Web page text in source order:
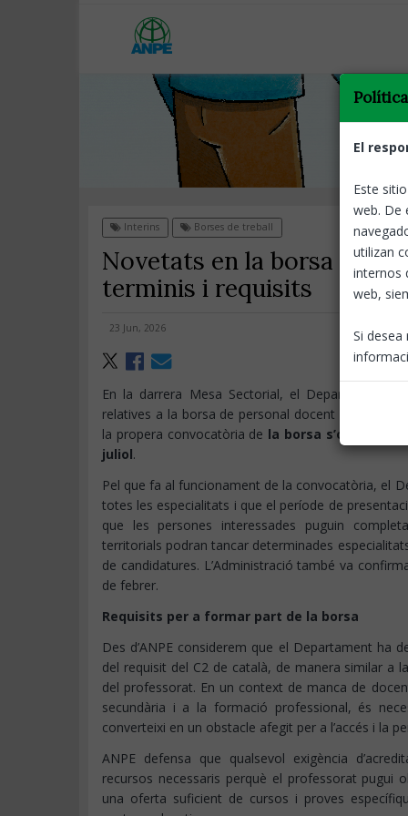
Interins Borses de treball
Novetats en la borsa
terminis i requisits
23 Jun, 2026
En la darrera Mesa Sectorial, el Departament
relatives a la borsa de personal docent interí i
la propera convocatòria de la borsa s’obrirà
juliol.
Pel que fa al funcionament de la convocatòria, el
totes les especialitats i que el període de
que les persones interessades puguin
territorials podran tancar determinades
de candidatures. L’Administració també va
de febrer.
Requisits per a formar part de la borsa
Des d’ANPE considerem que el Departament ha
del requisit del C2 de català, de manera similar
del professorat. En un context de manca de
secundària i a la formació professional, és
converteixi en un obstacle afegit per a l’accés i la
ANPE defensa que qualsevol exigència
recursos necessaris perquè el professorat pugui
una oferta suficient de cursos i proves
El
Este
web. De
utilizan
internos
web,
Si desea